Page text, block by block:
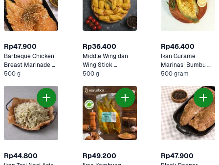
Rp47.900
Barbeque Chicken
Breast Marinade
Sayurbox
500 g
Rp36.400
Middle Wing dan
Wing Stick
Marinasi Bumbu
500 g
Rp46.400
Ikan Gurame
Marinasi Bumbu
Kuning Sayurbox
500 gram
Rp44.800 Rp49.200 Rp47.900